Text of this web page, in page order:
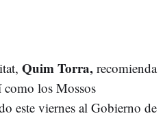
Quim Torra, recomienda
como los Mossos
este viernes al Gobierno de